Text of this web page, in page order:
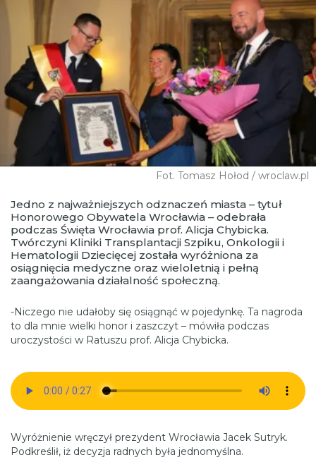
Fot. Tomasz Hołod / wroclaw.pl
Jedno z najważniejszych odznaczeń miasta – tytuł
Honorowego Obywatela Wrocławia – odebrała
podczas Święta Wrocławia prof. Alicja Chybicka.
Twórczyni Kliniki Transplantacji Szpiku, Onkologii i
Hematologii Dziecięcej została wyróżniona za
osiągnięcia medyczne oraz wieloletnią i pełną
zaangażowania działalność społeczną.
-Niczego nie udałoby się osiągnąć w pojedynkę. Ta nagroda
to dla mnie wielki honor i zaszczyt – mówiła podczas
uroczystości w Ratuszu prof. Alicja Chybicka.
Wyróżnienie wręczył prezydent Wrocławia Jacek Sutryk.
Podkreślił, iż decyzja radnych była jednomyślna.